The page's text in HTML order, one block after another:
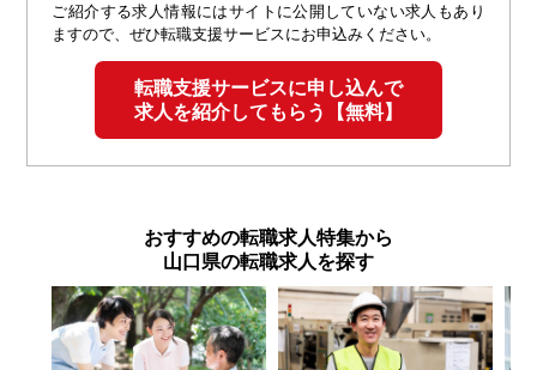
ご紹介する求人情報にはサイトに公開していない求人もあり
ますので、ぜひ転職支援サービスにお申込みください。
転職支援サービスに申し込んで
求人を紹介してもらう【無料】
おすすめの転職求人特集から
山口県の転職求人を探す